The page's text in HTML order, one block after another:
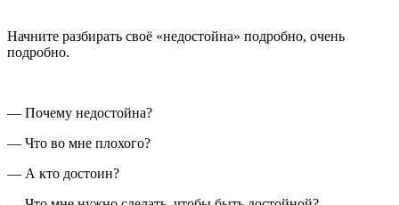
Начните разбирать своё «недостойна» подробно, очень
подробно.
— Почему недостойна?
— Что во мне плохого?
— А кто достоин?